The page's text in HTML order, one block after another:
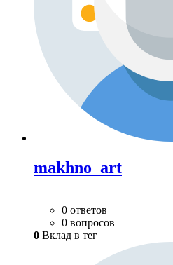
makhno_art
0 ответов
0 вопросов
0 Вклад в тег